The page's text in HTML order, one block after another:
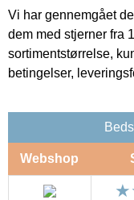
Vi har gennemgået
dem med stjerner fra
sortimentstørrelse,
betingelser,
Webshop